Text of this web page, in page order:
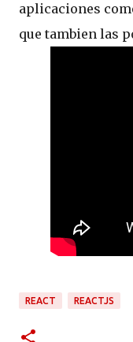
aplicaciones
que tambien las
REACT REACTJS